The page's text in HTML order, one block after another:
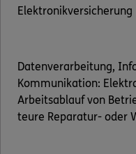
Log-in
Elektronikversicherung
Datenverarbeitung,
Kommunikation:
Arbeitsablauf von
teure Reparatur- oder